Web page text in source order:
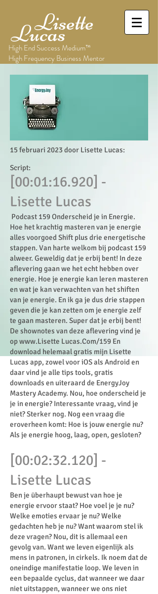
Lisette
Lucas
High End Success Medium™
High Frequency Business Mentor
15 februari 2023 door Lisette Lucas:
Script:
[00:01:16.920] -
Lisette Lucas
Podcast 159 Onderscheid je in Energie.
Hoe het krachtig masteren van je energie
alles voorgoed Shift plus drie energetische
stappen. Van harte welkom bij podcast 159
alweer. Geweldig dat je erbij bent! In deze
aflevering gaan we het echt hebben over
energie. Hoe je energie kan leren masteren
en wat je kan verwachten van het shiften
van je energie. En ik ga je dus drie stappen
geven die je kan zetten om je energie zelf
te gaan masteren. Super dat je erbij bent!
De shownotes van deze aflevering vind je
opwww.Lisette Lucas.Com/159 En
download helemaal gratis mijn Lisette
Lucas app, zowel voor iOS als Android en
daar vind je alle tips tools, gratis
downloads en uiteraard de EnergyJoy
Mastery Academy. Nou, hoe onderscheid je
je in energie? Interessante vraag, vind je
niet? Sterker nog. Nog een vraag die
eroverheen komt: Hoe is jouw energie nu?
Als je energie hoog, laag, open, gesloten?
[00:02:32.120] -
Lisette Lucas
Ben je überhaupt bewust van hoe je
energie ervoor staat? Hoe voel je je nu?
Welke emoties ervaar je nu? Welke
gedachten heb je nu? Want waarom stel ik
deze vragen? Nou, dit is allemaal een
gevolg van. Want we leven eigenlijk als
mens in patronen, in cirkels. Ik noem dat de
oneindige manifestatie loop. We leven in
een bepaalde cyclus, dat wanneer we daar
niet uitstappen, wanneer we ons niet